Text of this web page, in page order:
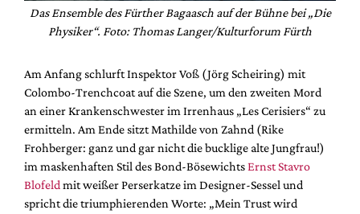
Das Ensemble des Fürther Bagaasch auf der Bühne bei „Die
Physiker“. Foto: Thomas Langer/Kulturforum Fürth
Am Anfang schlurft Inspektor Voß (Jörg Scheiring) mit
Colombo-Trenchcoat auf die Szene, um den zweiten Mord
an einer Krankenschwester im Irrenhaus „Les Cerisiers“ zu
ermitteln. Am Ende sitzt Mathilde von Zahnd (Rike
Frohberger: ganz und gar nicht die bucklige alte Jungfrau!)
im maskenhaften Stil des Bond-BösewichtsErnst Stavro
Blofeldmit weißer Perserkatze im Designer-Sessel und
spricht die triumphierenden Worte: „Mein Trust wird